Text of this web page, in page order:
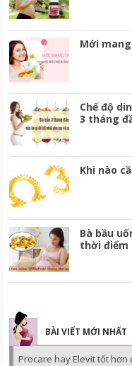
Mới
Chế độ
3 tháng
Khi nào
Bà bầu
thời điểm
BÀI VIẾT MỚI NHẤT
Procare hay Elevit tốt hơn